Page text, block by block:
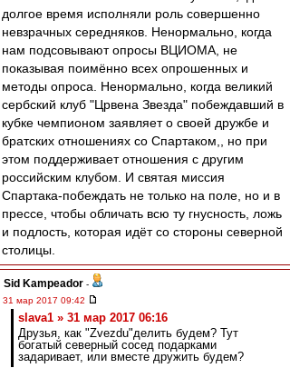
долгое время исполняли роль совершенно
невзрачных середняков. Ненормально, когда
нам подсовывают опросы ВЦИОМА, не
показывая поимённо всех опрошенных и
методы опроса. Ненормально, когда великий
сербский клуб "Црвена Звезда" побеждавший в
кубке чемпионом заявляет о своей дружбе и
братских отношениях со Спартаком,, но при
этом поддерживает отношения с другим
российским клубом. И святая миссия
Спартака-побеждать не только на поле, но и в
прессе, чтобы обличать всю ту гнусность, ложь
и подлость, которая идёт со стороны северной
столицы.
Sid Kampeador -
31 мар 2017 09:42
slava1 » 31 мар 2017 06:16
Друзья, как "Zvezdu"делить будем? Тут
богатый северный сосед подарками
задаривает, или вместе дружить будем?